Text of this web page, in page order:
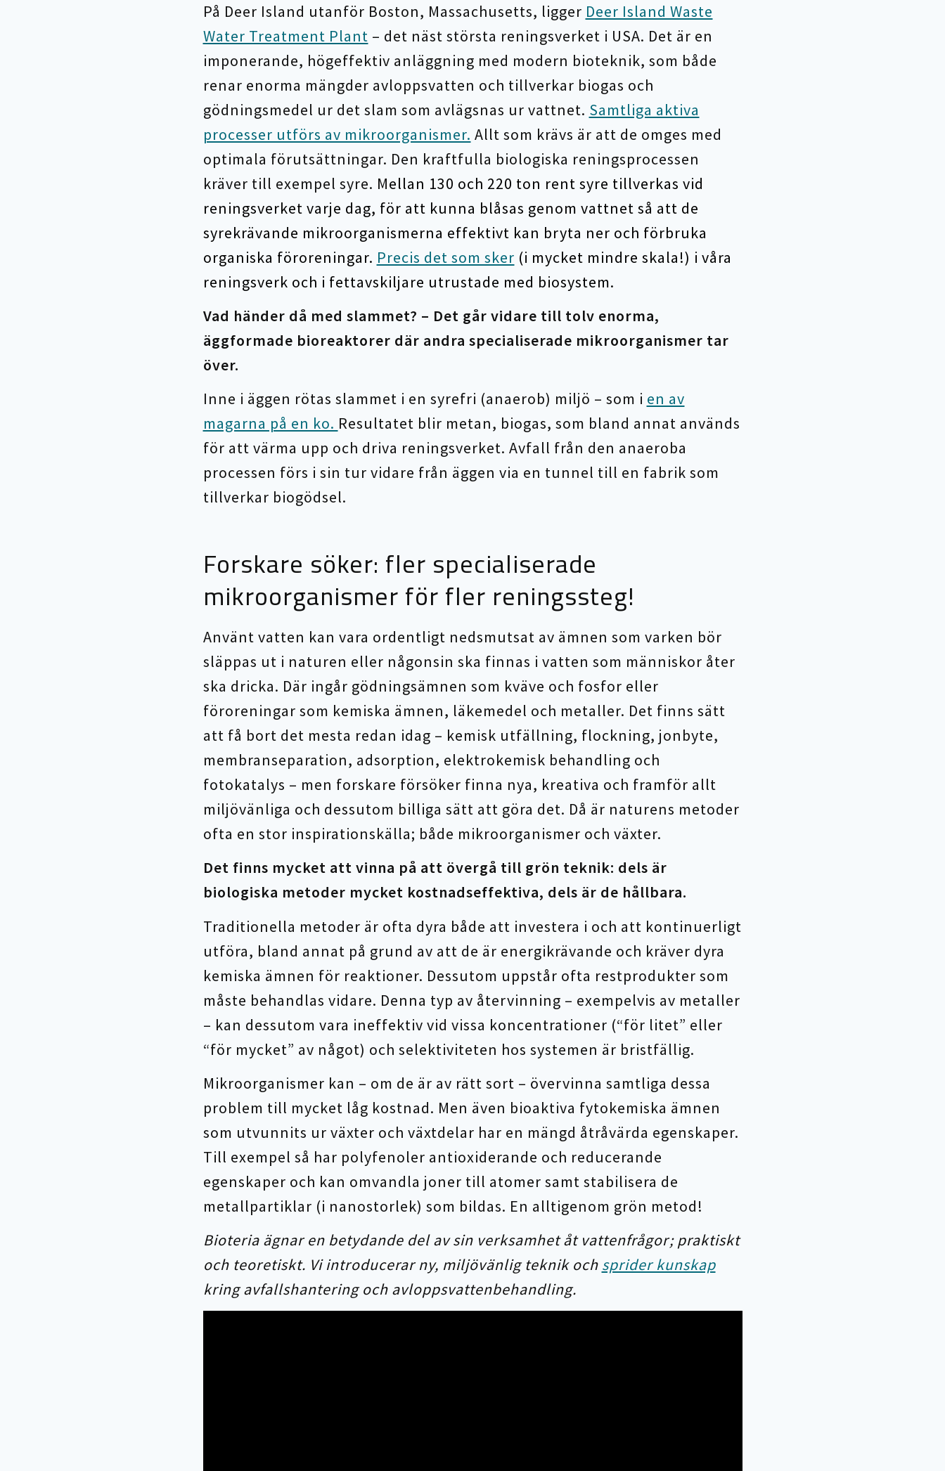
På Deer Island utanför Boston, Massachusetts, ligger Deer Island Waste
Water Treatment Plant – det näst största reningsverket i USA. Det är en
imponerande, högeffektiv anläggning med modern bioteknik, som både
renar enorma mängder avloppsvatten och tillverkar biogas och
gödningsmedel ur det slam som avlägsnas ur vattnet. Samtliga aktiva
processer utförs av mikroorganismer. Allt som krävs är att de omges med
optimala förutsättningar. Den kraftfulla biologiska reningsprocessen
kräver till exempel syre. Mellan 130 och 220 ton rent syre tillverkas vid
reningsverket varje dag, för att kunna blåsas genom vattnet så att de
syrekrävande mikroorganismerna effektivt kan bryta ner och förbruka
organiska föroreningar. Precis det som sker (i mycket mindre skala!) i våra
reningsverk och i fettavskiljare utrustade med biosystem.
Vad händer då med slammet? – Det går vidare till tolv enorma,
äggformade bioreaktorer där andra specialiserade mikroorganismer tar
över.
Inne i äggen rötas slammet i en syrefri (anaerob) miljö – som i en av
magarna på en ko. Resultatet blir metan, biogas, som bland annat används
för att värma upp och driva reningsverket. Avfall från den anaeroba
processen förs i sin tur vidare från äggen via en tunnel till en fabrik som
tillverkar biogödsel.
Forskare söker: fler specialiserade
mikroorganismer för fler reningssteg!
Använt vatten kan vara ordentligt nedsmutsat av ämnen som varken bör
släppas ut i naturen eller någonsin ska finnas i vatten som människor åter
ska dricka. Där ingår gödningsämnen som kväve och fosfor eller
föroreningar som kemiska ämnen, läkemedel och metaller. Det finns sätt
att få bort det mesta redan idag – kemisk utfällning, flockning, jonbyte,
membranseparation, adsorption, elektrokemisk behandling och
fotokatalys – men forskare försöker finna nya, kreativa och framför allt
miljövänliga och dessutom billiga sätt att göra det. Då är naturens metoder
ofta en stor inspirationskälla; både mikroorganismer och växter.
Det finns mycket att vinna på att övergå till grön teknik: dels är
biologiska metoder mycket kostnadseffektiva, dels är de hållbara.
Traditionella metoder är ofta dyra både att investera i och att kontinuerligt
utföra, bland annat på grund av att de är energikrävande och kräver dyra
kemiska ämnen för reaktioner. Dessutom uppstår ofta restprodukter som
måste behandlas vidare. Denna typ av återvinning – exempelvis av metaller
– kan dessutom vara ineffektiv vid vissa koncentrationer (“för litet” eller
“för mycket” av något) och selektiviteten hos systemen är bristfällig.
Mikroorganismer kan – om de är av rätt sort – övervinna samtliga dessa
problem till mycket låg kostnad. Men även bioaktiva fytokemiska ämnen
som utvunnits ur växter och växtdelar har en mängd åtråvärda egenskaper.
Till exempel så har polyfenoler antioxiderande och reducerande
egenskaper och kan omvandla joner till atomer samt stabilisera de
metallpartiklar (i nanostorlek) som bildas. En alltigenom grön metod!
Bioteria ägnar en betydande del av sin verksamhet åt vattenfrågor; praktiskt
och teoretiskt. Vi introducerar ny, miljövänlig teknik och sprider kunskap
kring avfallshantering och avloppsvattenbehandling.